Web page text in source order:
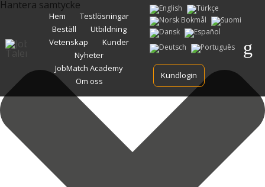
Hantera samtycke
Gå
vidare
till
innehåll
Hem
Testlösningar
Beställ
Utbildning
Vetenskap
Kunder
Nyheter
JobMatch Academy
Om oss
Kundlogin